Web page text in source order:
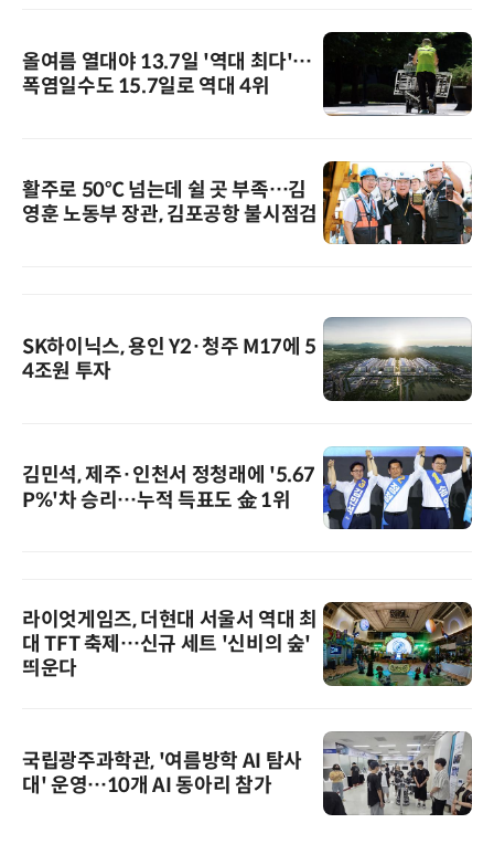
올여름 열대야 13.7일 '역대 최다'…
폭염일수도 15.7일로 역대 4위
활주로 50℃ 넘는데 쉴 곳 부족…김
영훈 노동부 장관, 김포공항 불시점검
SK하이닉스, 용인 Y2·청주 M17에 5
4조원 투자
김민석, 제주·인천서 정청래에 '5.67
P%'차 승리…누적 득표도 金 1위
라이엇게임즈, 더현대 서울서 역대 최
대 TFT 축제…신규 세트 '신비의 숲'
띄운다
국립광주과학관, '여름방학 AI 탐사
대' 운영…10개 AI 동아리 참가